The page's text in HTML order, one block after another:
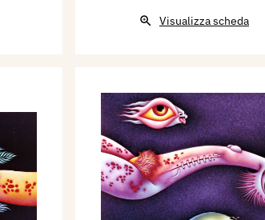
Visualizza scheda